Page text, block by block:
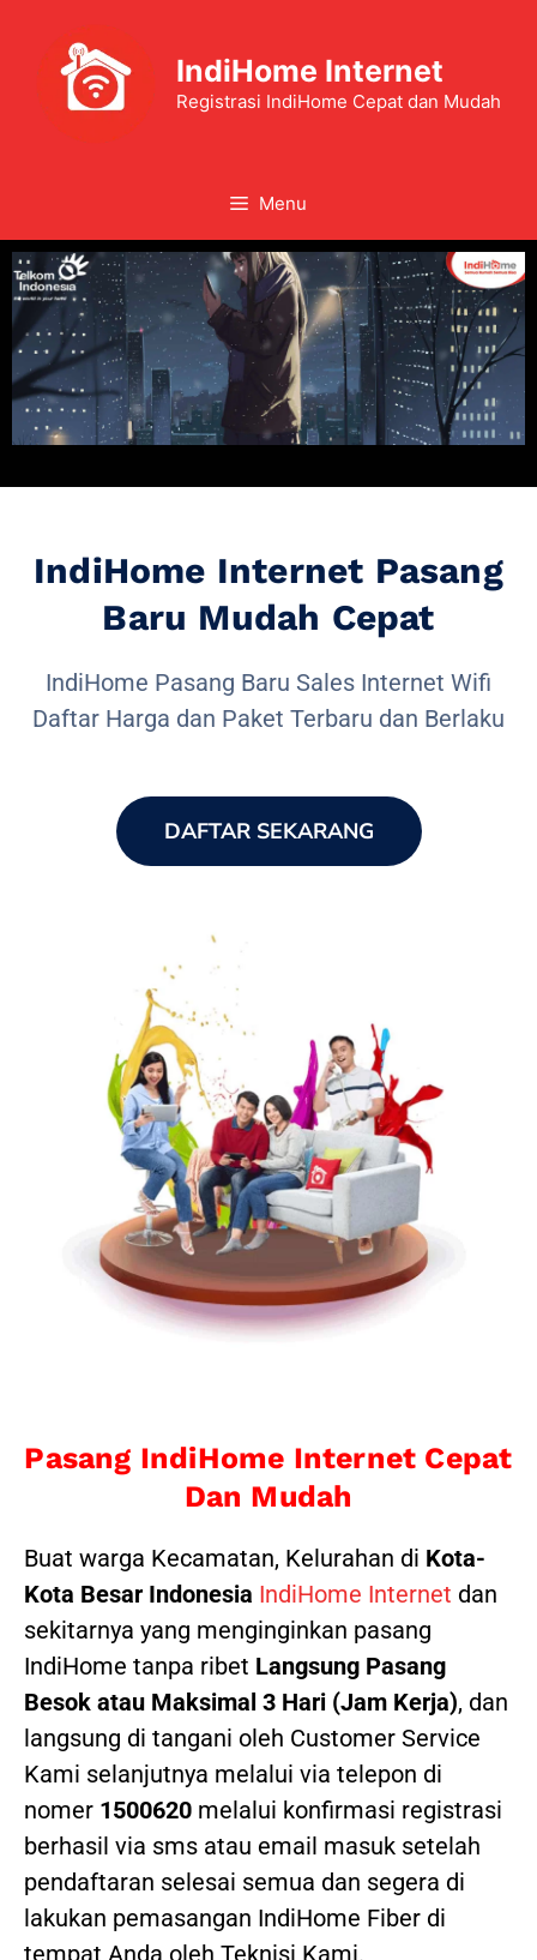
IndiHome Internet
Registrasi IndiHome Cepat dan Mudah
Menu
IndiHome Internet Pasang
Baru Mudah Cepat
IndiHome Pasang Baru Sales Internet Wifi
Daftar Harga dan Paket Terbaru dan Berlaku
DAFTAR SEKARANG
Pasang IndiHome Internet Cepat
Dan Mudah
Buat warga Kecamatan, Kelurahan di Kota-
Kota Besar Indonesia IndiHome Internet dan
sekitarnya yang menginginkan pasang
IndiHome tanpa ribet Langsung Pasang
Besok atau Maksimal 3 Hari (Jam Kerja), dan
langsung di tangani oleh Customer Service
Kami selanjutnya melalui via telepon di
nomer 1500620 melalui konfirmasi registrasi
berhasil via sms atau email masuk setelah
pendaftaran selesai semua dan segera di
lakukan pemasangan IndiHome Fiber di
tempat Anda oleh Teknisi Kami.